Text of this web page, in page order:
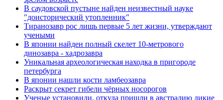
В саудовской пустыне найден неизвестный науке
"доисторический утопленник"
Тиранозавр рос лишь первые 5 лет жизни, утверждают
учеными
В японии найден полный скелет 10-метрового
динозавра - хадрозавра
Уникальная археологическая находка в пригороде
петербурга
В японии нашли кости ламбеозавра
Раскрыт секрет гибели чёрных носорогов
Ученые установили, откуда пришли в австралию дикие